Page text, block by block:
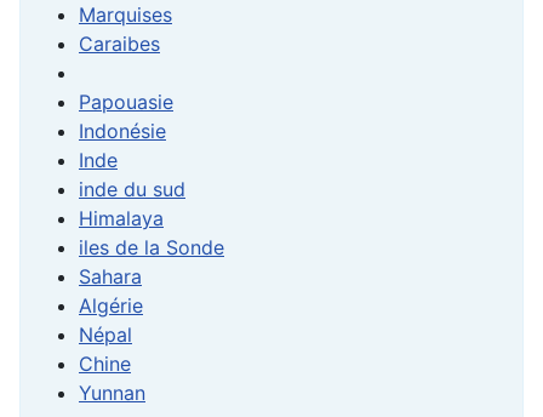
Marquises
Caraibes
Papouasie
Indonésie
Inde
inde du sud
Himalaya
iles de la Sonde
Sahara
Algérie
Népal
Chine
Yunnan